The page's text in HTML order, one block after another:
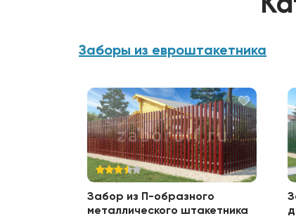
Заборы из евроштакетника
Забор из П-образного
металлического штакетника